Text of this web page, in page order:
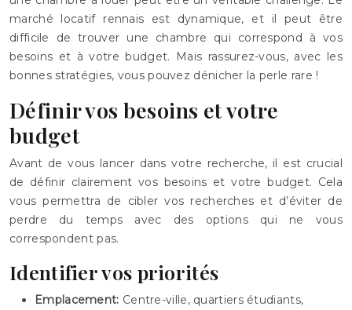
marché locatif rennais est dynamique, et il peut être
difficile de trouver une chambre qui correspond à vos
besoins et à votre budget. Mais rassurez-vous, avec les
bonnes stratégies, vous pouvez dénicher la perle rare !
Définir vos besoins et votre
budget
Avant de vous lancer dans votre recherche, il est crucial
de définir clairement vos besoins et votre budget. Cela
vous permettra de cibler vos recherches et d’éviter de
perdre du temps avec des options qui ne vous
correspondent pas.
Identifier vos priorités
Emplacement: Centre-ville, quartiers étudiants,